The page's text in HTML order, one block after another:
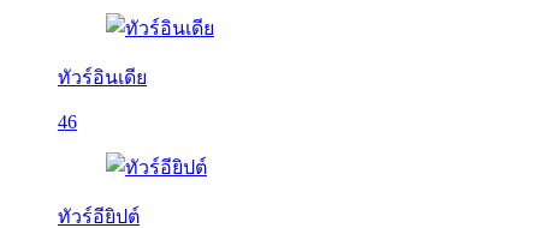
ทัวร์อินเดีย
46
ทัวร์อียิปต์